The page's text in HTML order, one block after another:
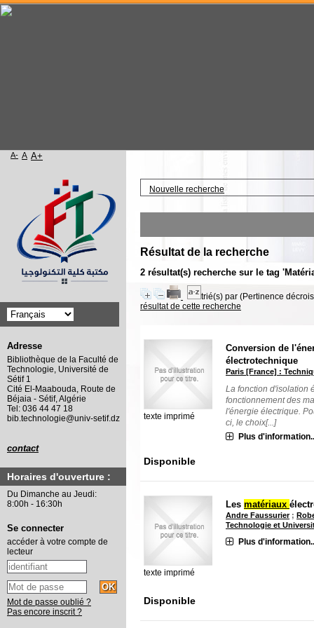
Nouvelle recherche
Résultat de la recherche
2 résultat(s) recherche sur le tag
trié(s) par (Pertinence
résultat de cette recherche
texte imprimé
Conversion de
électrotechnique
Paris [France] :
La fonction d'isolation
fonctionnement des
l'énergie électrique.
ci, le choix[...]
Plus
Disponible
texte imprimé
Lesmatériaux
Andre Faussurier;
Technologie et
Plus
Disponible
Accueil
A- A A+
Adresse
Bibliothèque de la Faculté de
Technologie, Université de
Sétif 1
Cité El-Maabouda, Route de
Béjaia - Sétif, Algérie
Tel: 036 44 47 18
bib.technologie@univ-setif.dz
contact
Horaires d'ouverture :
Du Dimanche au Jeudi:
8:00h - 16:30h
Se connecter
accéder à votre compte de
lecteur
Mot de passe oublié ?
Pas encore inscrit ?